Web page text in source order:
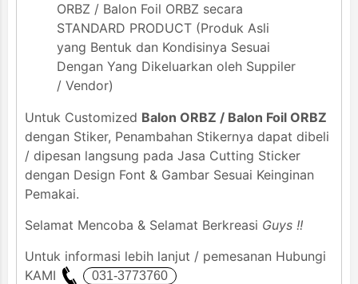
ORBZ / Balon Foil ORBZ secara
STANDARD PRODUCT (Produk Asli
yang Bentuk dan Kondisinya Sesuai
Dengan Yang Dikeluarkan oleh Suppiler
/ Vendor)
Untuk Customized Balon ORBZ / Balon Foil ORBZ
dengan Stiker, Penambahan Stikernya dapat dibeli
/ dipesan langsung pada Jasa Cutting Sticker
dengan Design Font & Gambar Sesuai Keinginan
Pemakai.
Selamat Mencoba & Selamat Berkreasi Guys !!
Untuk informasi lebih lanjut / pemesanan Hubungi
KAMI